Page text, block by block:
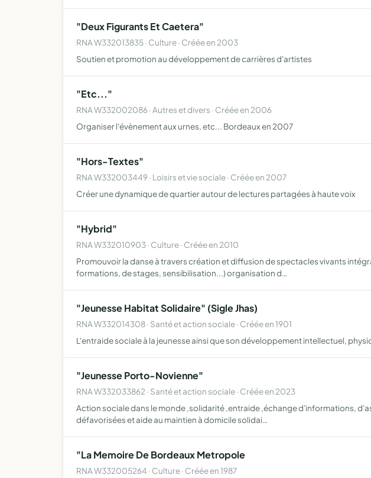
"Deux Figurants Et Caetera"
RNA W332013835 · Culture · Créée en 2003
Soutien et promotion au développement de carrières d'artistes
"Etc..."
RNA W332002086 · Autres et divers · Créée en 2006
Organiser l'évènement aux urnes, etc... Bordeaux en 2007
"Hors-Textes"
RNA W332003449 · Loisirs et vie sociale · Créée en 2007
Créer une dynamique de quartier autour de lectures partagées à haute voix
"Hybrid"
RNA W332010903 · Culture · Créée en 2010
Promouvoir la danse à travers création et diffusion de spectacles vivants
formations, de stages, sensibilisation...) organisation d…
"Jeunesse Habitat Solidaire" (Sigle Jhas)
RNA W332014308 · Santé et action sociale · Créée en 1901
L'entraide sociale à la jeunesse ainsi que son développement intellectuel,
"Jeunesse Porto-Novienne"
RNA W332033862 · Santé et action sociale · Créée en 2023
Action sociale dans le monde ,solidarité ,entraide ,échange d'informations,
défavorisées et aide au maintien à domicile solidai…
"La Memoire De Bordeaux Metropole
RNA W332005264 · Culture · Créée en 1987